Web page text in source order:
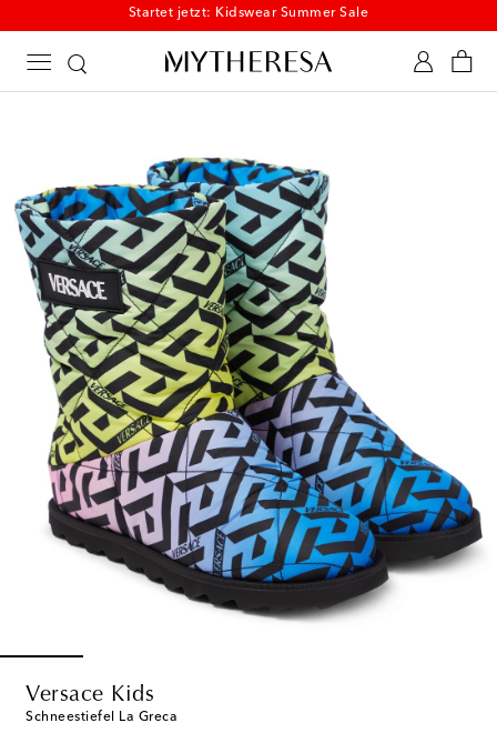
Startet jetzt: Kidswear Summer Sale
Versace Kids
Schneestiefel La Greca